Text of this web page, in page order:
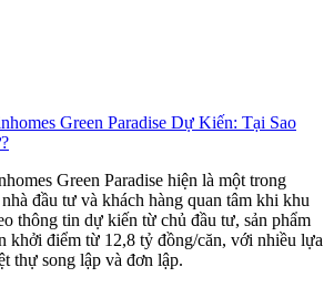
Green Paradise Dự Kiến: Tại Sao
Green Paradise hiện là một trong
đầu tư và khách hàng quan tâm khi khu
thông tin dự kiến từ chủ đầu tư, sản phẩm
khởi điểm từ 12,8 tỷ đồng/căn, với nhiều lựa
thự song lập và đơn lập.